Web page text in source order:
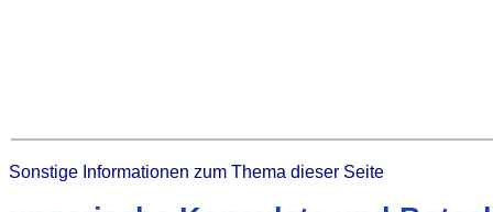
Sonstige Informationen zum Thema dieser Seite